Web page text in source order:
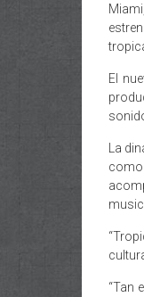
El
La
“Tan